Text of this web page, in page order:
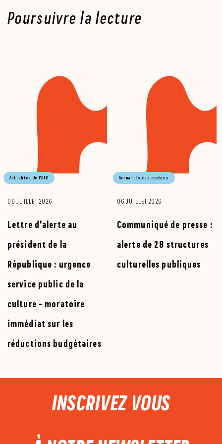
Poursuivre la lecture
Actualités de l'AFO
06 JUILLET 2026
Lettre d'alerte au
président de la
République : urgence
service public de la
culture - moratoire
immédiat sur les
réductions budgétaires
Actualités des membres
06 JUILLET 2026
Communiqué de presse :
alerte de 28 structures
culturelles publiques
INSCRIVEZ VOUS